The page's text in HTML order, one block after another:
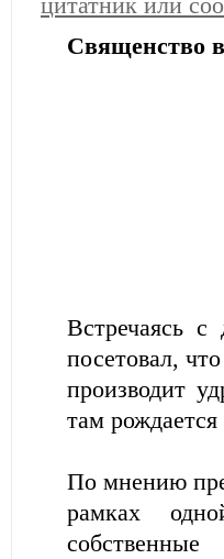
цитатник или
Священство
Встречаясь с
посетовал,
производит
там
По мнению
рамках